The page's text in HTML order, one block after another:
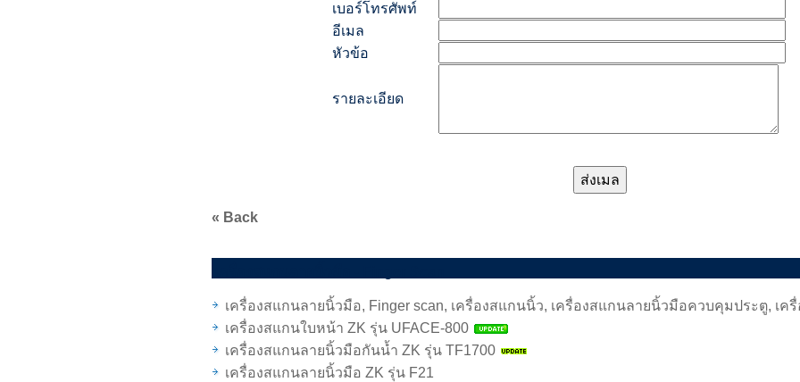
เบอร์โทรศัพท์
อีเมล
หัวข้อ
รายละเอียด
« Back
เครื่องสแกนลายนิ้วมือ, Finger scan, เครื่องสแกนนิ้ว, เครื่องสแกนลายนิ้วมือควบคุมประตู, เค
เครื่องสแกนใบหน้า ZK รุ่น UFACE-800
เครื่องสแกนลายนิ้วมือกันน้ำ ZK รุ่น TF1700
เครื่องสแกนลายนิ้วมือ ZK รุ่น F21